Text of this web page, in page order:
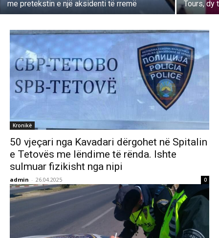
me pretekstin e një aksidenti të rremë
Tours, dy
Kronikë
50 vjeçari nga Kavadari dërgohet në Spitalin
e Tetovës me lëndime të rënda. Ishte
sulmuar fizikisht nga nipi
admin - 26.04.2025 0